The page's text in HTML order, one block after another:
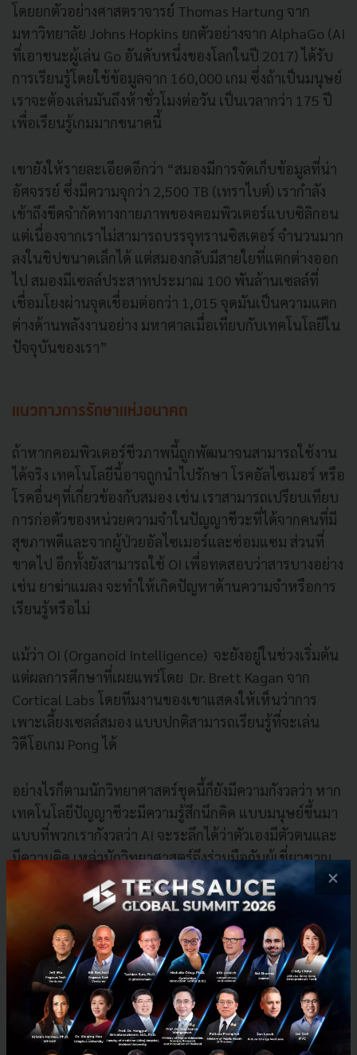
โดยยกตัวอย่างศาสตราจารย์ Thomas Hartung จาก
มหาวิทยาลัย Johns Hopkins ยกตัวอย่างจาก AlphaGo (AI
ที่เอาชนะผู้เล่น Go อันดับหนึ่งของโลกในปี 2017) ได้รับ
การเรียนรู้โดยใช้ข้อมูลจาก 160,000 เกม ซึ่งถ้าเป็นมนุษย์
เราจะต้องเล่นมันถึงห้าชั่วโมงต่อวัน เป็นเวลากว่า 175 ปี
เพื่อเรียนรู้เกมมากขนาดนี้
เขายังให้รายละเอียดอีกว่า “สมองมีการจัดเก็บข้อมูลที่น่า
อัศจรรย์ ซึ่งมีความจุกว่า 2,500 TB (เทราไบต์) เรากำลัง
เข้าถึงขีดจำกัดทางกายภาพของคอมพิวเตอร์แบบซิลิกอน
แต่เนื่องจากเราไม่สามารถบรรจุทรานซิสเตอร์ จำนวนมาก
ลงในชิปขนาดเล็กได้ แต่สมองกลับมีสายใยที่แตกต่างออก
ไป สมองมีเซลล์ประสาทประมาณ 100 พันล้านเซลล์ที่
เชื่อมโยงผ่านจุดเชื่อมต่อกว่า 1,015 จุดมันเป็นความแตก
ต่างด้านพลังงานอย่าง มหาศาลเมื่อเทียบกับเทคโนโลยีใน
ปัจจุบันของเรา”
แนวทางการรักษาแห่งอนาคต
ถ้าหากคอมพิวเตอร์ชีวภาพนี้ถูกพัฒนาจนสามารถใช้งาน
ได้จริง เทคโนโลยีนี้อาจถูกนำไปรักษา โรคอัลไซเมอร์ หรือ
โรคอื่นๆที่เกี่ยวข้องกับสมอง เช่น เราสามารถเปรียบเทียบ
การก่อตัวของหน่วยความจำในปัญญาชีวะที่ได้จากคนที่มี
สุขภาพดีและจากผู้ป่วยอัลไซเมอร์และซ่อมแซม ส่วนที่
ขาดไป อีกทั้งยังสามารถใช้ OI เพื่อทดสอบว่าสารบางอย่าง
เช่น ยาฆ่าแมลง จะทำให้เกิดปัญหาด้านความจำหรือการ
เรียนรู้หรือไม่
แม้ว่า OI (Organoid Intelligence) จะยังอยู่ในช่วงเริ่มต้น
แต่ผลการศึกษาที่เผยแพร่โดย Dr. Brett Kagan จาก
Cortical Labs โดยทีมงานของเขาแสดงให้เห็นว่าการ
เพาะเลี้ยงเซลล์สมอง แบบปกติสามารถเรียนรู้ที่จะเล่น
วิดีโอเกม Pong ได้
อย่างไรก็ตามนักวิทยาศาสตร์ชุดนี้ก็ยังมีความกังวลว่า หาก
เทคโนโลยีปัญญาชีวะมีความรู้สึกนึกคิด แบบมนุษย์ขึ้นมา
แบบที่พวกเรากังวลว่า AI จะระลึกได้ว่าตัวเองมีตัวตนและ
มีความคิด เหล่านักวิทยาศาสตร์จึงร่วมมือกับผู้เชี่ยวชาญ
ด้านจริยธรรมมากำหนดขอบเขตในการพัฒนาและวิจัย
อย่างเหมาะสม
อ้างอิง :scitechdaily
Tech & Biz ปัญญาชีวะ Organoid Intelligence
No comment
×